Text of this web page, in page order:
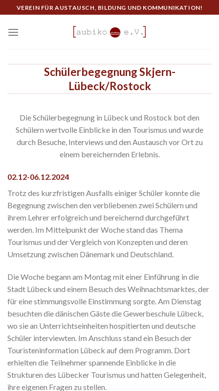
to
content
VEREIN FÜR AUSTAUSCH, BILDUNG UND KOMMUNIKATION!
Schülerbegegnung Skjern-
Lübeck/Rostock
Die Schülerbegegnung in Lübeck und Rostock bot den
Schülern wertvolle Einblicke in den Tourismus und wurde
durch Besuche, Interviews und den Austausch vor Ort zu
einem bereichernden Erlebnis.
02.12-06.12.2024
Trotz des kurzfristigen Ausfalls einiger Schüler konnte die
Begegnung zwischen den verbliebenen zwei Schülern und
ihrem Lehrer erfolgreich und bereichernd durchgeführt
werden. Im Mittelpunkt der Woche stand das Thema
Tourismus und der Vergleich von Konzepten und deren
Umsetzung zwischen Dänemark und Deutschland.
Die Woche begann am Montag mit einer Einführung in die
Stadt Lübeck und einem Besuch des Weihnachtsmarktes, der
für eine stimmungsvolle Einstimmung sorgte. Am Dienstag
besuchten die dänischen Gäste die Gewerbeschule Lübeck,
wo sie an Unterrichtseinheiten hospitierten und deutsche
Schüler interviewten. Im Anschluss stand ein Besuch der
Touristeninformation Lübeck auf dem Programm. Dort
erhielten die Teilnehmer spannende Einblicke in die
Strukturen des Lübecker Tourismus und hatten Gelegenheit,
ihre eigenen Fragen zu stellen.